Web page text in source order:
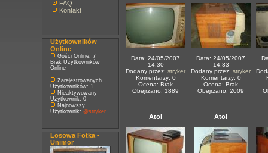
FAQ
Kontakt
Użytkowników
Online
Gości Online: 7
Brak Użytkowników
Online
Zarejestrowanych
Użytkowników: 1
Nieaktywowany
Użytkownik: 0
Najnowszy
Użytkownik: @stryker
Losowa Fotka -
Unimor
Data: 24/05/2007
14:30
Dodany przez: stryker
Komentarzy: 0
Ocena: Brak
Obejrzano: 1889
Data: 24/05/2007
14:33
Dodany przez: stryker
Komentarzy: 0
Ocena: Brak
Obejrzano: 2009
Atol Atol